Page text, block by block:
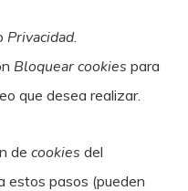
Privacidad.
Bloquear cookies para
que desea realizar.
de cookies del
estos pasos (pueden